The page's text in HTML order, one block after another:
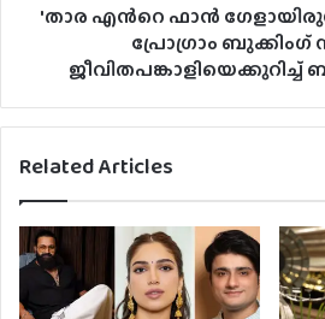
'താര എന്‍റെ ഫാൻ
പ്രോഗ്രാം ബുക്കിംഗ്
ജീവിതപങ്കാളിയെക്കുറിച്ച്
Related Articles